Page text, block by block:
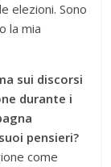
elezioni. Sono
la mia
sui discorsi
durante i
pensieri?
come